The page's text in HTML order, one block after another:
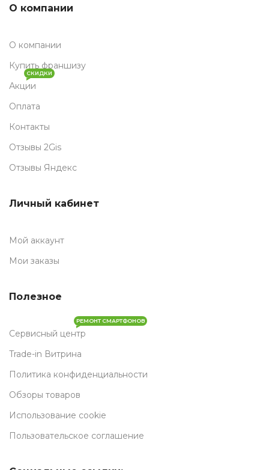
О компании
О компании
Купить франшизу
Акции
СКИДКИ
Оплата
Контакты
Отзывы 2Gis
Отзывы Яндекс
Личный кабинет
Мой аккаунт
Мои заказы
Полезное
Сервисный центр
РЕМОНТ СМАРТФОНОВ
Trade-in Витрина
Политика конфиденциальности
Обзоры товаров
Использование cookie
Пользовательское соглашение